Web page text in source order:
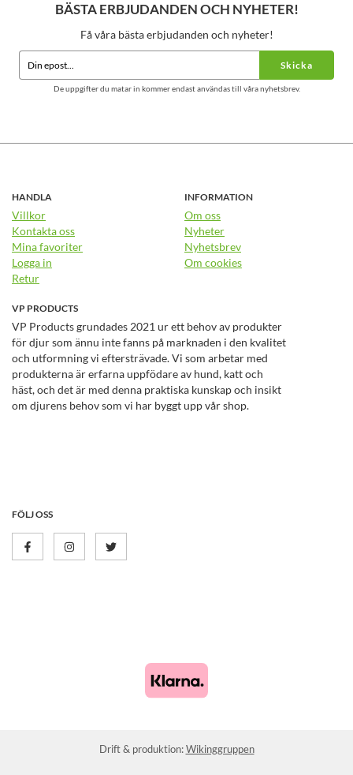
BÄSTA ERBJUDANDEN OCH NYHETER!
Få våra bästa erbjudanden och nyheter!
Skicka
De uppgifter du matar in kommer endast användas till våra nyhetsbrev.
HANDLA
Villkor
Kontakta oss
Mina favoriter
Logga in
Retur
INFORMATION
Om oss
Nyheter
Nyhetsbrev
Om cookies
VP PRODUCTS
VP Products grundades 2021 ur ett behov av produkter
för djur som ännu inte fanns på marknaden i den kvalitet
och utformning vi eftersträvade. Vi som arbetar med
produkterna är erfarna uppfödare av hund, katt och
häst, och det är med denna praktiska kunskap och insikt
om djurens behov som vi har byggt upp vår shop.
FÖLJ OSS
Drift & produktion:Wikinggruppen